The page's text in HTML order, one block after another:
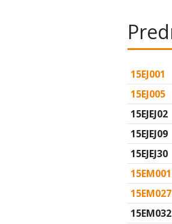
15EJ001
15EJ005
15EJEJ02
15EJEJ09
15EJEJ30
15EM001
15EM027
15EM032